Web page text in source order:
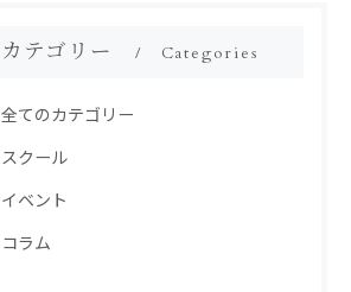
カテゴリー Categories
全てのカテゴリー
スクール
イベント
コラム